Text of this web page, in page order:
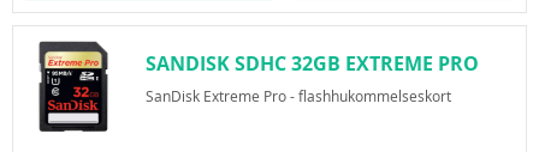
SANDISK SDHC 32GB EXTREME PRO
95MB/S
SanDisk Extreme Pro - flashhukommelseskort